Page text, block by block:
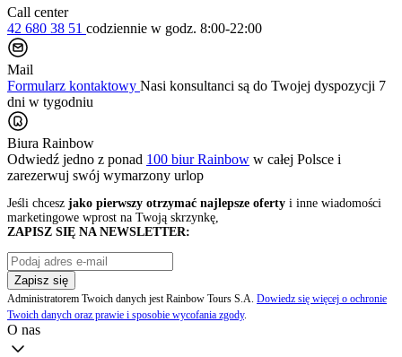
Call center
42 680 38 51 codziennie w godz. 8:00-22:00
Mail
Formularz kontaktowy Nasi konsultanci są do Twojej dyspozycji 7
dni w tygodniu
Biura Rainbow
Odwiedź jedno z ponad 100 biur Rainbow w całej Polsce i
zarezerwuj swój wymarzony urlop
Jeśli chcesz jako pierwszy otrzymać najlepsze oferty i inne wiadomości
marketingowe wprost na Twoją skrzynkę,
ZAPISZ SIĘ NA NEWSLETTER:
Zapisz się
Administratorem Twoich danych jest Rainbow Tours S.A. Dowiedz się więcej o ochronie
Twoich danych oraz prawie i sposobie wycofania zgody.
O nas